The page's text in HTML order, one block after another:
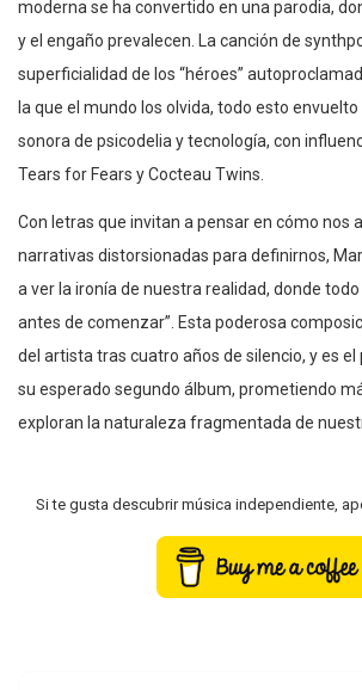
moderna se ha convertido en una parodia,
y el engaño prevalecen. La canción de
superficialidad de los “héroes”
la que el mundo los olvida, todo esto
sonora de psicodelia y tecnología, con
Tears for Fears y Cocteau Twins.
Con letras que invitan a pensar en cómo nos
narrativas distorsionadas para definirnos,
a ver la ironía de nuestra realidad, donde
antes de comenzar”. Esta poderosa
del artista tras cuatro años de silencio, y es
su esperado segundo álbum, prometiendo
exploran la naturaleza fragmentada de
Si te gusta descubrir música independiente,